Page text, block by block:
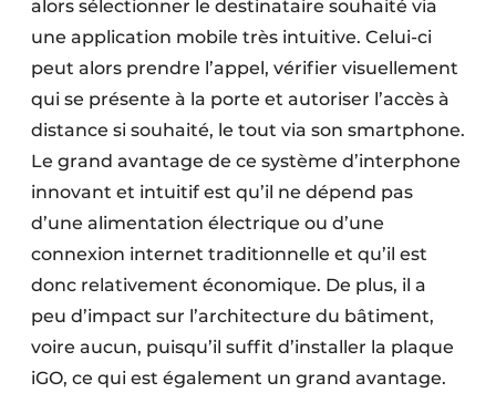
alors sélectionner le destinataire souhaité via
une application mobile très intuitive. Celui-ci
peut alors prendre l’appel, vérifier visuellement
qui se présente à la porte et autoriser l’accès à
distance si souhaité, le tout via son smartphone.
Le grand avantage de ce système d’interphone
innovant et intuitif est qu’il ne dépend pas
d’une alimentation électrique ou d’une
connexion internet traditionnelle et qu’il est
donc relativement économique. De plus, il a
peu d’impact sur l’architecture du bâtiment,
voire aucun, puisqu’il suffit d’installer la plaque
iGO, ce qui est également un grand avantage.